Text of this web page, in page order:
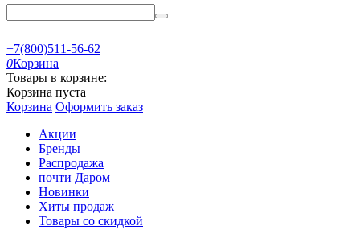
+7(800)511-56-62
0Корзина
Товары в корзине:
Корзина пуста
Корзина Оформить заказ
Акции
Бренды
Распродажа
почти Даром
Новинки
Хиты продаж
Товары со скидкой